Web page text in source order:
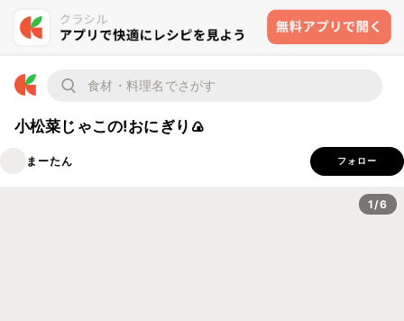
小松菜じゃこの!おにぎり🍙
まーたん フォロー
1/6